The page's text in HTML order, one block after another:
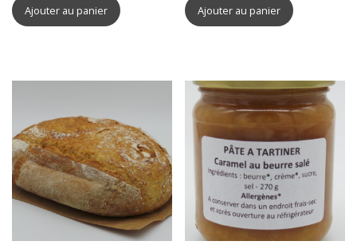
Ajouter au panier Ajouter au panier